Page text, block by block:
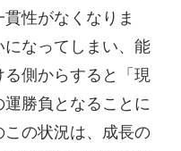
性がなくなりま
なってしまい、能
側からすると「現
勝負となることに
の状況は、成長の